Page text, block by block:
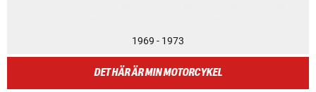
1969 - 1973
DET HÄR ÄR MIN MOTORCYKEL